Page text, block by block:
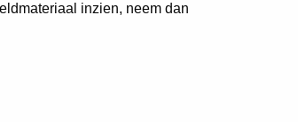
inzien, neem dan